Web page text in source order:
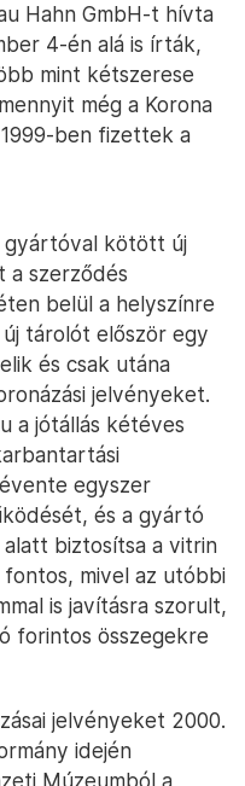
Hahn GmbH-t hívta
4-én alá is írták,
mint kétszerese
még a Korona
ben fizettek a
gyártóval kötött új
a szerződés
belül a helyszínre
tárolót először egy
és csak utána
jelvényeket.
a jótállás kétéves
egyszer
és a gyártó
biztosítsa a vitrin
mivel az utóbbi
is javításra szorult,
forintos összegekre
jelvényeket 2000.
idején
Múzeumból a